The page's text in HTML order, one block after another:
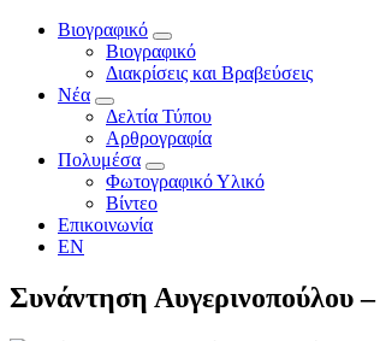
Βιογραφικό
Βιογραφικό
Διακρίσεις και Βραβεύσεις
Νέα
Δελτία Τύπου
Αρθρογραφία
Πολυμέσα
Φωτογραφικό Υλικό
Βίντεο
Επικοινωνία
EN
Συνάντηση Αυγερινοπούλου